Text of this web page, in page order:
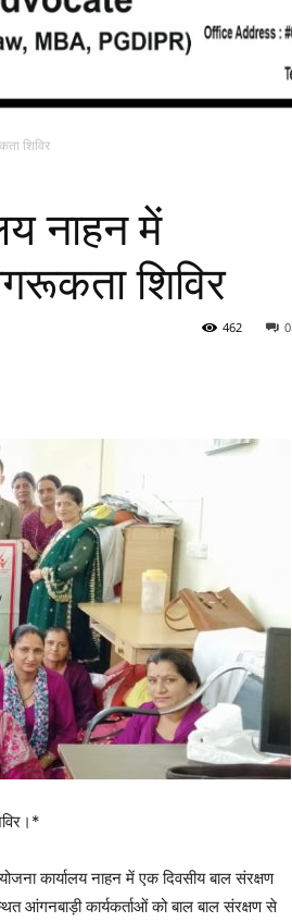
शिविर
नाहन में
शिविर
0
462
कार्यालय नाहन में एक दिवसीय बाल संरक्षण
आंगनबाड़ी कार्यकर्ताओं को बाल बाल संरक्षण से